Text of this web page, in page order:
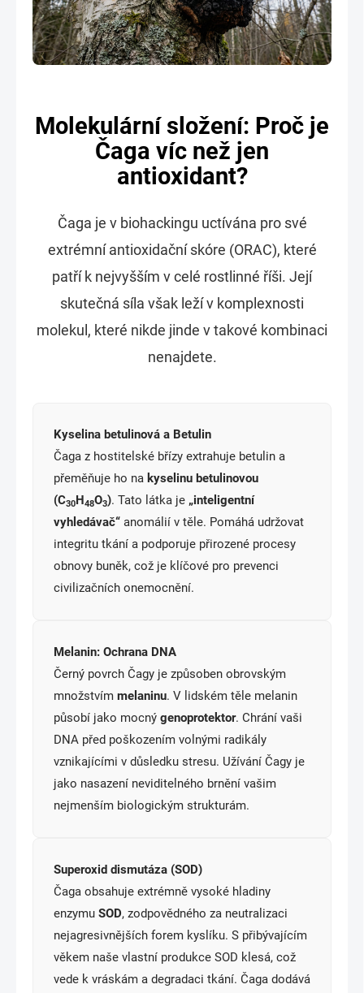
Molekulární složení: Proč je
Čaga víc než jen
antioxidant?
Čaga je v biohackingu uctívána pro své
extrémní antioxidační skóre (ORAC), které
patří k nejvyšším v celé rostlinné říši. Její
skutečná síla však leží v komplexnosti
molekul, které nikde jinde v takové kombinaci
nenajdete.
Kyselina betulinová a Betulin
Čaga z hostitelské břízy extrahuje betulin a
přeměňuje ho na kyselinu betulinovou
(C30 H 48O3). Tato látka je „inteligentní
vyhledávač“ anomálií v těle. Pomáhá udržovat
integritu tkání a podporuje přirozené procesy
obnovy buněk, což je klíčové pro prevenci
civilizačních onemocnění.
Melanin: Ochrana DNA
Černý povrch Čagy je způsoben obrovským
množstvím melaninu. V lidském těle melanin
působí jako mocný genoprotektor. Chrání vaši
DNA před poškozením volnými radikály
vznikajícími v důsledku stresu. Užívání Čagy je
jako nasazení neviditelného brnění vašim
nejmenším biologickým strukturám.
Superoxid dismutáza (SOD)
Čaga obsahuje extrémně vysoké hladiny
enzymu SOD, zodpovědného za neutralizaci
nejagresivnějších forem kyslíku. S přibývajícím
věkem naše vlastní produkce SOD klesá, což
vede k vráskám a degradaci tkání. Čaga dodává